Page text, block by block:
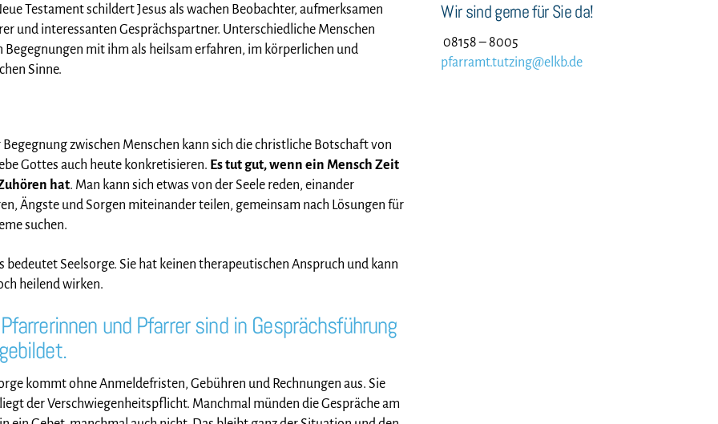
Testament schildert Jesus als wachen Beobachter, aufmerksamen
und interessanten Gesprächspartner. Unterschiedliche Menschen
Begegnungen mit ihm als heilsam erfahren, im körperlichen und
Sinne.
Wir sind gerne für Sie da!
08158 – 8005
pfarramt.tutzing@elkb.de
Begegnung zwischen Menschen kann sich die christliche Botschaft von
Gottes auch heute konkretisieren. Es tut gut, wenn ein Mensch Zeit
hat. Man kann sich etwas von der Seele reden, einander
Ängste und Sorgen miteinander teilen, gemeinsam nach Lösungen für
suchen.
bedeutet Seelsorge. Sie hat keinen therapeutischen Anspruch und kann
heilend wirken.
und Pfarrer sind in Gesprächsführung
kommt ohne Anmeldefristen, Gebühren und Rechnungen aus. Sie
der Verschwiegenheitspflicht. Manchmal münden die Gespräche am